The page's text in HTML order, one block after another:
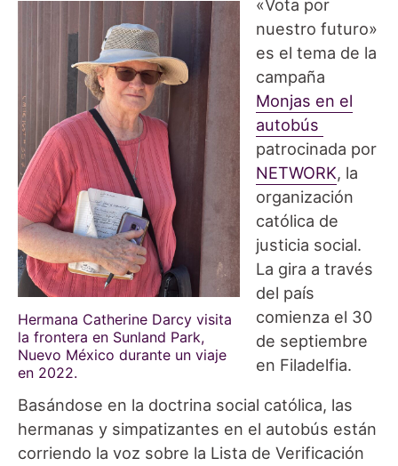
Hermana Catherine Darcy visita
la frontera en Sunland Park,
Nuevo México durante un viaje
en 2022.
«Vota por
nuestro futuro»
es el tema de la
campaña
Monjas en el
autobús
patrocinada por
NETWORK, la
organización
católica de
justicia social.
La gira a través
del país
comienza el 30
de septiembre
en Filadelfia.
Basándose en la doctrina social católica, las
hermanas y simpatizantes en el autobús están
corriendo la voz sobre la Lista de Verificación